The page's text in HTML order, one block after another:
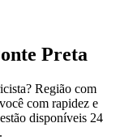
Preta
Região com
com rapidez e
disponíveis 24